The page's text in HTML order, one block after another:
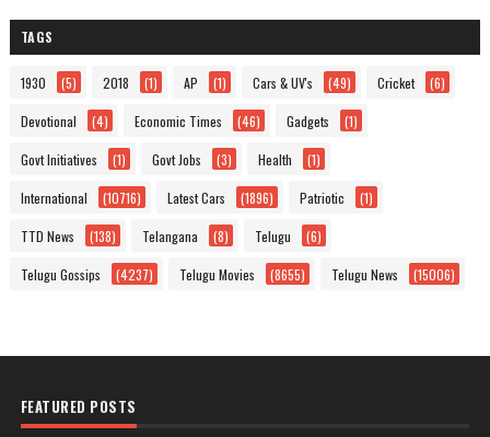
TAGS
1930 (5) 2018 (1) AP (1) Cars & UV's (49) Cricket (6)
Devotional (4) Economic Times (46) Gadgets (1)
Govt Initiatives (1) Govt Jobs (3) Health (1)
International (10716) Latest Cars (1896) Patriotic (1)
TTD News (138) Telangana (8) Telugu (6)
Telugu Gossips (4237) Telugu Movies (8655) Telugu News (15006)
FEATURED POSTS